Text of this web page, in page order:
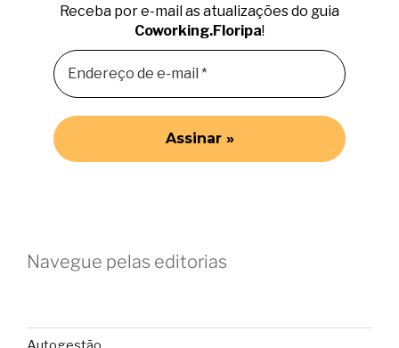
Receba por e-mail as atualizações do guia
Coworking.Floripa!
Navegue pelas editorias